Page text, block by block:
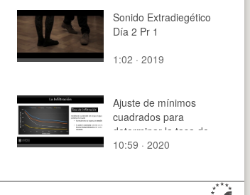
Sonido Extradiegético
Día 2 Pr 1
1:02 · 2019
Ajuste de mínimos
cuadrados para
determinar la tasa de
infiltración del suelo
10:59 · 2020